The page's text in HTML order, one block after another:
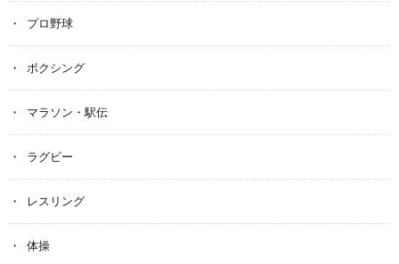
プロ野球
ボクシング
マラソン・駅伝
ラグビー
レスリング
体操